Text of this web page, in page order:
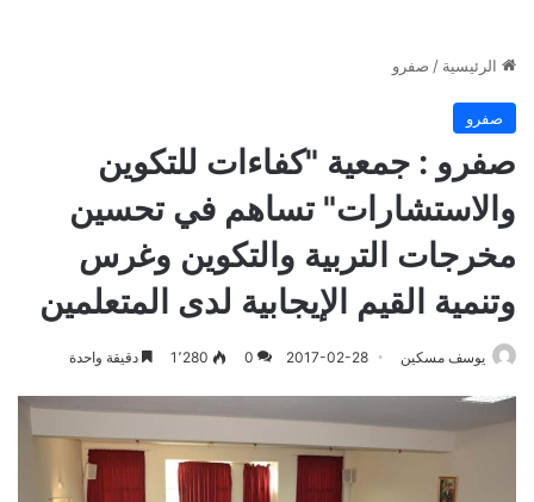
الرئيسية / صفرو
صفرو
صفرو : جمعية "كفاءات للتكوين
والاستشارات" تساهم في تحسين
مخرجات التربية والتكوين وغرس
وتنمية القيم الإيجابية لدى المتعلمين
يوسف مسكين 2017-02-28
0 1٬280 دقيقة واحدة